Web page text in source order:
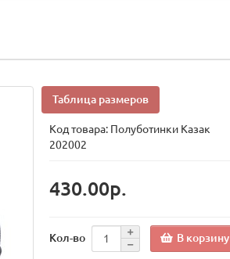
Таблица размеров
Код товара: Полуботинки Казак
202002
430.00р.
Кол-во В корзину